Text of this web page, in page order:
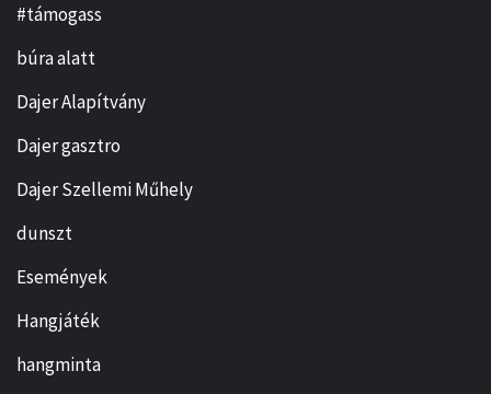
#támogass
búra alatt
Dajer Alapítvány
Dajer gasztro
Dajer Szellemi Műhely
dunszt
Események
Hangjáték
hangminta